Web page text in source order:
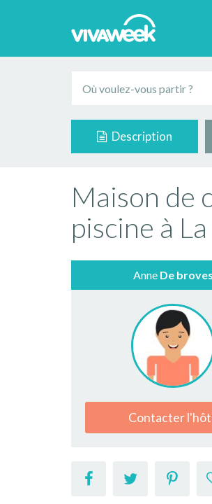
Description
Maison de
piscine à
Anne De broves
Contacter